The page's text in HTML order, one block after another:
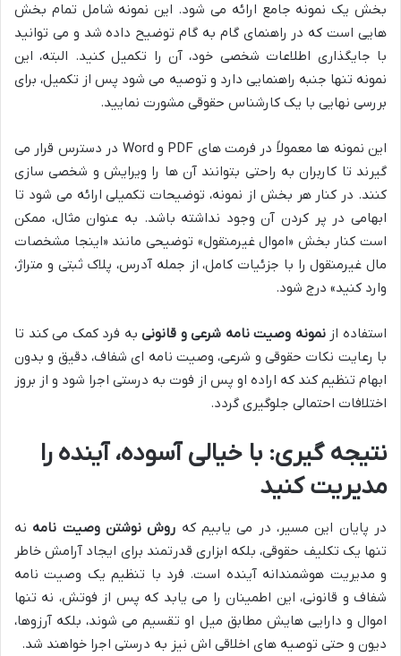
بخش یک نمونه جامع ارائه می شود. این نمونه شامل تمام بخش
هایی است که در راهنمای گام به گام توضیح داده شد و می توانید
با جایگذاری اطلاعات شخصی خود، آن را تکمیل کنید. البته، این
نمونه تنها جنبه راهنمایی دارد و توصیه می شود پس از تکمیل، برای
بررسی نهایی با یک کارشناس حقوقی مشورت نمایید.
این نمونه ها معمولاً در فرمت های PDF و Word در دسترس قرار می
گیرند تا کاربران به راحتی بتوانند آن ها را ویرایش و شخصی سازی
کنند. در کنار هر بخش از نمونه، توضیحات تکمیلی ارائه می شود تا
ابهامی در پر کردن آن وجود نداشته باشد. به عنوان مثال، ممکن
است کنار بخش «اموال غیرمنقول» توضیحی مانند «اینجا مشخصات
مال غیرمنقول را با جزئیات کامل، از جمله آدرس، پلاک ثبتی و متراژ،
وارد کنید» درج شود.
استفاده ازنمونه وصیت نامه شرعی و قانونیبه فرد کمک می کند تا
با رعایت نکات حقوقی و شرعی، وصیت نامه ای شفاف، دقیق و بدون
ابهام تنظیم کند که اراده او پس از فوت به درستی اجرا شود و از بروز
اختلافات احتمالی جلوگیری گردد.
نتیجه گیری: با خیالی آسوده، آینده را
مدیریت کنید
در پایان این مسیر، در می یابیم که روش نوشتن وصیت نامه نه
تنها یک تکلیف حقوقی، بلکه ابزاری قدرتمند برای ایجاد آرامش خاطر
و مدیریت هوشمندانه آینده است. فرد با تنظیم یک وصیت نامه
شفاف و قانونی، این اطمینان را می یابد که پس از فوتش، نه تنها
اموال و دارایی هایش مطابق میل او تقسیم می شوند، بلکه آرزوها،
دیون و حتی توصیه های اخلاقی اش نیز به درستی اجرا خواهند شد.